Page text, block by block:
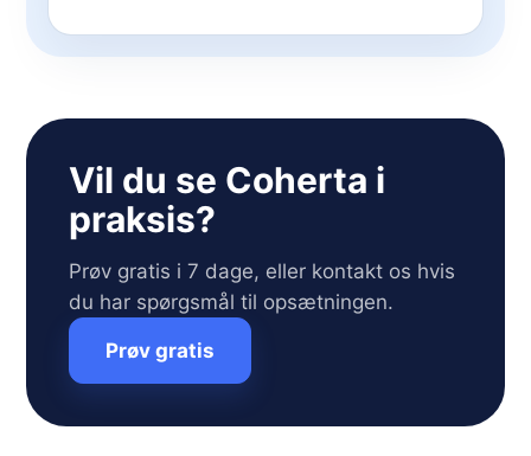
Vil du se Coherta i
praksis?
Prøv gratis i 7 dage, eller kontakt os hvis
du har spørgsmål til opsætningen.
Prøv gratis